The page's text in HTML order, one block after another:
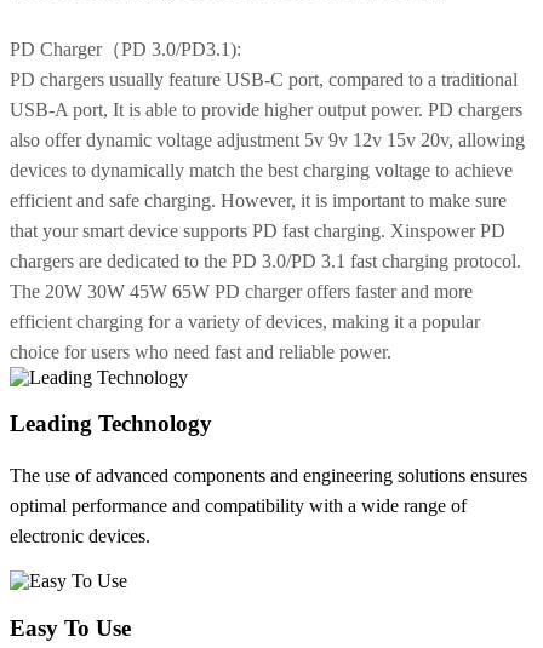
PD Charger（PD 3.0/PD3.1):
PD chargers usually feature USB-C port, compared to a traditional
USB-A port, It is able to provide higher output power. PD chargers
also offer dynamic voltage adjustment 5v 9v 12v 15v 20v, allowing
devices to dynamically match the best charging voltage to achieve
efficient and safe charging. However, it is important to make sure
that your smart device supports PD fast charging. Xinspower PD
chargers are dedicated to the PD 3.0/PD 3.1 fast charging protocol.
The 20W 30W 45W 65W PD charger offers faster and more
efficient charging for a variety of devices, making it a popular
choice for users who need fast and reliable power.
Leading Technology
The use of advanced components and engineering solutions ensures
optimal performance and compatibility with a wide range of
electronic devices.
Easy To Use